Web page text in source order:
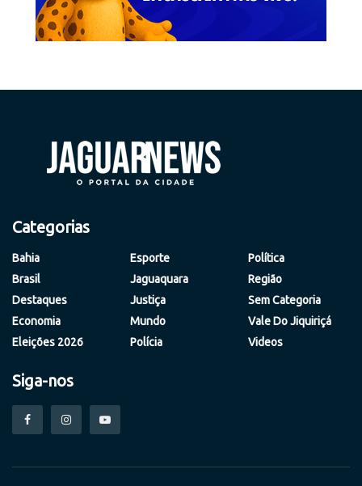
Categorias
Bahia
Brasil
Destaques
Economia
Eleições 2026
Esporte
Jaguaquara
Justiça
Mundo
Polícia
Política
Região
Sem Categoria
Vale Do Jiquiriçá
Videos
Siga-nos